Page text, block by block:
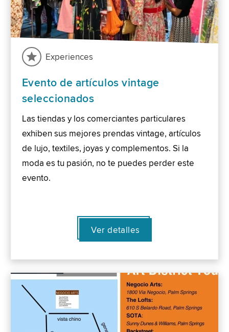
Experiences
Evento de artículos vintage
seleccionados
Las tiendas y los comerciantes particulares
exhiben sus mejores prendas vintage, artículos
de lujo, textiles, joyas y complementos. Si la
moda es tu pasión, no te puedes perder este
evento.
Ver detalles